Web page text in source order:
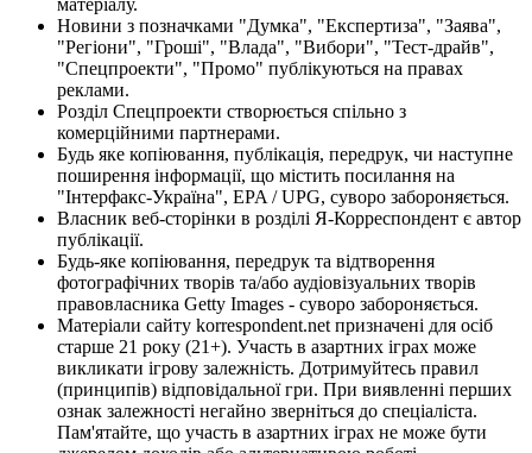
Новини з позначками "Думка", "Експертиза", "Заява",
"Регіони", "Гроші", "Влада", "Вибори", "Тест-драйв",
"Спецпроекти", "Промо" публікуються на правах
реклами.
Розділ Спецпроекти створюється спільно з
комерційними партнерами.
Будь яке копіювання, публікація, передрук, чи наступне
поширення інформації, що містить посилання на
"Інтерфакс-Україна", EPA / UPG, суворо забороняється.
Власник веб-сторінки в розділі Я-Корреспондент є автор
публікації.
Будь-яке копіювання, передрук та відтворення
фотографічних творів та/або аудіовізуальних творів
правовласника Getty Images - суворо забороняється.
Матеріали сайту korrespondent.net призначені для осіб
старше 21 року (21+). Участь в азартних іграх може
викликати ігрову залежність. Дотримуйтесь правил
(принципів) відповідальної гри. При виявленні перших
ознак залежності негайно зверніться до спеціаліста.
Пам'ятайте, що участь в азартних іграх не може бути